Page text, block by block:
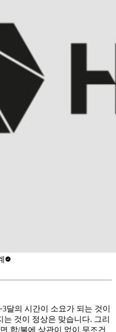
달의 시간이 소요가 되는 것이
것이 정상은 맞습니다. 그리
합/불에 상관이 없이 무조건